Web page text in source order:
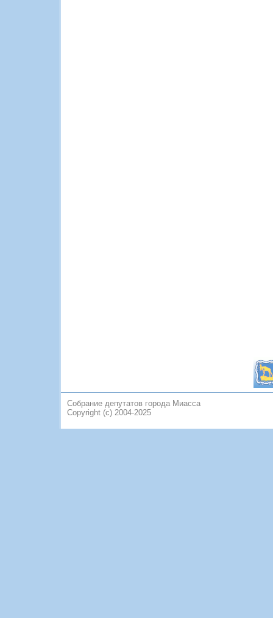
Собрание депутатов города Миасса
Copyright (c) 2004-2025